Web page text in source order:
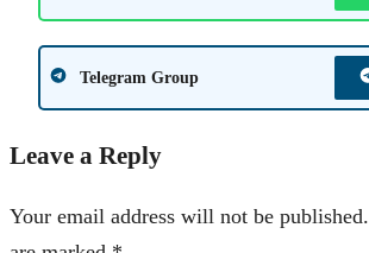
Telegram Group
Leave a Reply
Your email address will not be published.